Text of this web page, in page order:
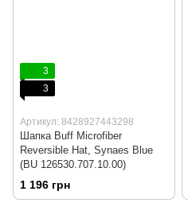
3
3
Артикул: 8428927443298
Шапка Buff Microfiber
Reversible Hat, Synaes Blue
(BU 126530.707.10.00)
1 196 грн